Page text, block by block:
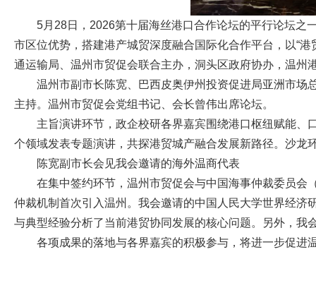
5月28日，2026第十届海丝港口合作论坛的平行论坛
市区位优势，搭建港产城贸深度融合国际化合作平台，以“
通运输局、温州市贸促会联合主办，洞头区政府协办，温
温州市副市长陈宽、巴西皮奥伊州投资促进局亚洲市场
主持。温州市贸促会党组书记、会长曾伟出席论坛。
主旨演讲环节，政企校研各界嘉宾围绕港口枢纽赋能
个领域发表专题演讲，共探港贸城产融合发展新路径。沙
陈宽副市长会见我会邀请的海外温商代表
在集中签约环节，温州市贸促会与中国海事仲裁委员会
仲裁机制首次引入温州。我会邀请的中国人民大学世界经济
与典型经验分析了当前港贸协同发展的核心问题。另外，
各项成果的落地与各界嘉宾的积极参与，将进一步促进